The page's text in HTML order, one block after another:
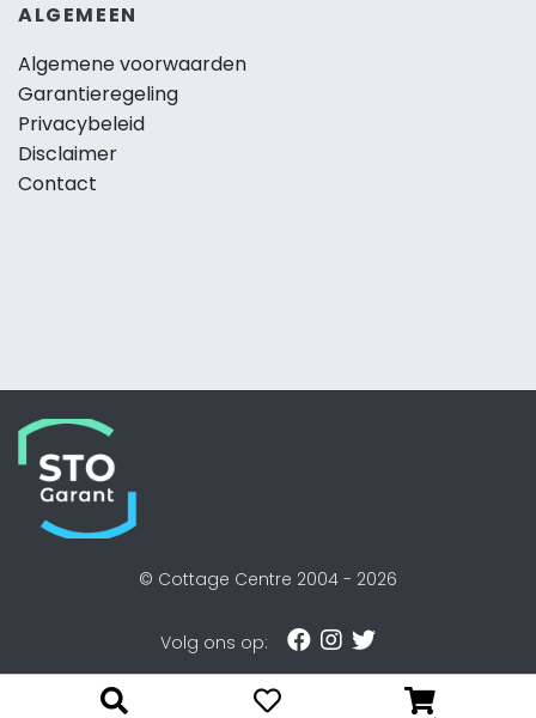
ALGEMEEN
Algemene voorwaarden
Garantieregeling
Privacybeleid
Disclaimer
Contact
© Cottage Centre 2004 - 2026
Volg ons op: